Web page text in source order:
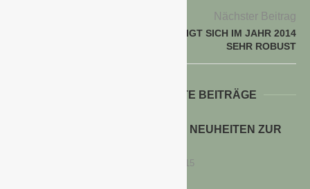
Nächster Beitrag
DEUTSCHE WIRTSCHAFT ZEIGT SICH IM JAHR 2014
SEHR ROBUST
WEITERE INTERESSANTE BEITRÄGE
QUEDLINBURGER SAATGUT: NEUHEITEN ZUR
16. Dezember 2015